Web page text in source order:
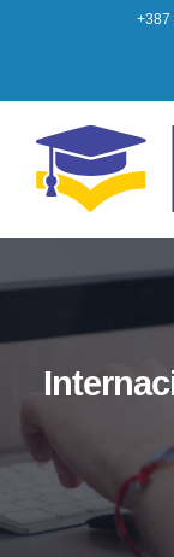
+387